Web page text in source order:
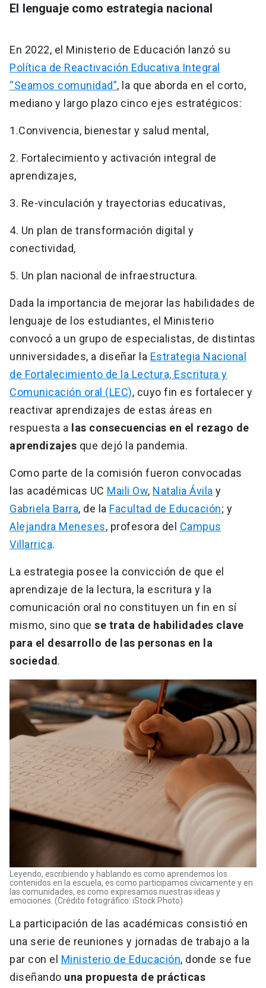
El lenguaje como estrategia nacional
En 2022, el Ministerio de Educación lanzó su
Política de Reactivación Educativa Integral
“Seamos comunidad”, la que aborda en el corto,
mediano y largo plazo cinco ejes estratégicos:
1.Convivencia, bienestar y salud mental,
2. Fortalecimiento y activación integral de
aprendizajes,
3. Re-vinculación y trayectorias educativas,
4. Un plan de transformación digital y
conectividad,
5. Un plan nacional de infraestructura.
Dada la importancia de mejorar las habilidades de
lenguaje de los estudiantes, el Ministerio
convocó a un grupo de especialistas, de distintas
unniversidades, a diseñar la Estrategia Nacional
de Fortalecimiento de la Lectura, Escritura y
Comunicación oral (LEC), cuyo fin es fortalecer y
reactivar aprendizajes de estas áreas en
respuesta a
las consecuencias en el rezago de
aprendizajes que dejó la pandemia.
Como parte de la comisión fueron convocadas
las académicas UC Maili Ow, Natalia Ávila y
Gabriela Barra, de la Facultad de Educación; y
Alejandra Meneses, profesora del Campus
Villarrica.
La estrategia posee la convicción de que el
aprendizaje de la lectura, la escritura y la
comunicación oral no constituyen un fin en sí
mismo, sino que se trata de habilidades clave
para el desarrollo de las personas en la
sociedad .
Leyendo, escribiendo y hablando es como aprendemos los
contenidos en la escuela, es como participamos cívicamente y en
las comunidades, es como expresamos nuestras ideas y
emociones. (Crédito fotográfico: iStock Photo)
La participación de las académicas consistió en
una serie de reuniones y jornadas de trabajo a la
par con el Ministerio de Educación, donde se fue
diseñando una propuesta de prácticas